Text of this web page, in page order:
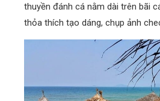
thuyền đánh cá nằm dài trên bãi
thỏa thích tạo dáng, chụp ảnh